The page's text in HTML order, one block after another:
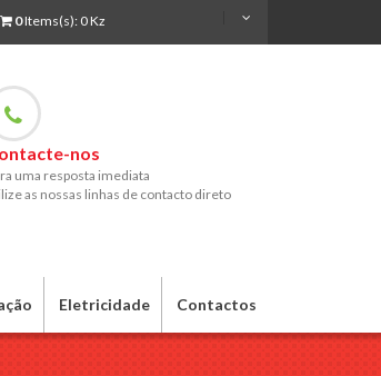
0Items(s): 0 Kz
nos
uma resposta imediata
as nossas linhas de contacto direto
Eletricidade Contactos